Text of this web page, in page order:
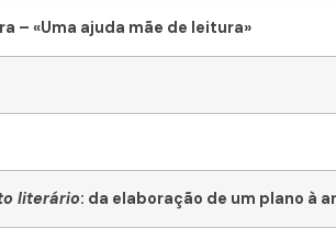
– «Uma ajuda mãe de leitura»
literário: da elaboração de um plano à